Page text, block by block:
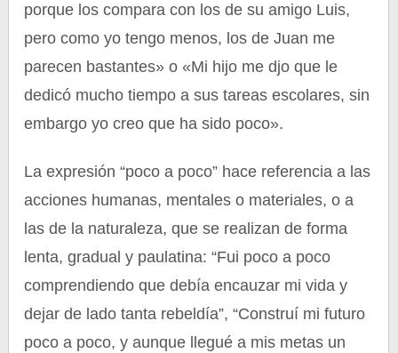
porque los compara con los de su amigo Luis,
pero como yo tengo menos, los de Juan me
parecen bastantes» o «Mi hijo me djo que le
dedicó mucho tiempo a sus tareas escolares, sin
embargo yo creo que ha sido poco».
La expresión “poco a poco” hace referencia a las
acciones humanas, mentales o materiales, o a
las de la naturaleza, que se realizan de forma
lenta, gradual y paulatina: “Fui poco a poco
comprendiendo que debía encauzar mi vida y
dejar de lado tanta rebeldía”, “Construí mi futuro
poco a poco, y aunque llegué a mis metas un